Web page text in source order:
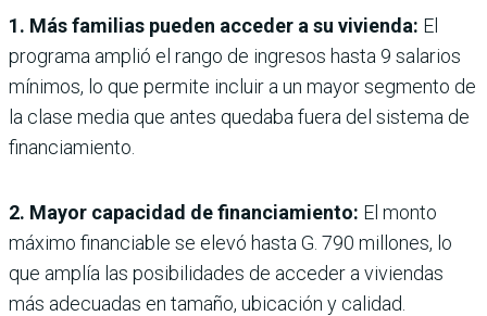
1. Más familias pueden acceder a su vivienda: El
programa amplió el rango de ingresos hasta 9 salarios
mínimos, lo que permite incluir a un mayor segmento de
la clase media que antes quedaba fuera del sistema de
financiamiento.
2. Mayor capacidad de financiamiento: El monto
máximo financiable se elevó hasta G. 790 millones, lo
que amplía las posibilidades de acceder a viviendas
más adecuadas en tamaño, ubicación y calidad.